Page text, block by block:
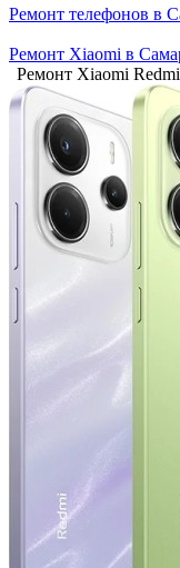
Ремонт телефонов в
Ремонт Xiaomi в
Ремонт Xiaomi